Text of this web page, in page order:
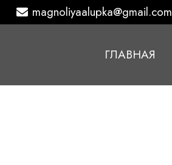
magnoliyaalupka@gmail.com
ГЛАВНАЯ